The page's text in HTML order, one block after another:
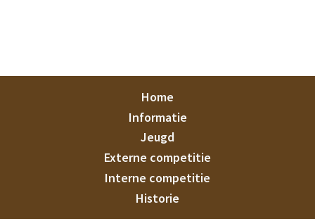
Home
Informatie
Jeugd
Externe competitie
Interne competitie
Historie